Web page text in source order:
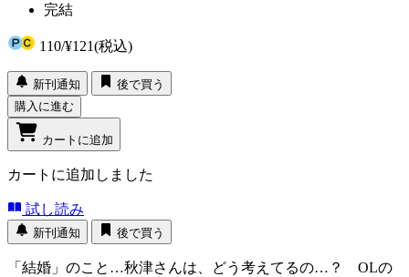
完結
110/¥121(税込)
新刊通知
後で買う
購入に進む
カートに追加
カートに追加しました
試し読み
新刊通知 後で買う
「結婚」のこと…秋津さんは、どう考えてるの…？ OLの